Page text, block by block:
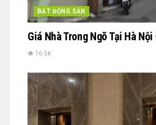
BẤT ĐỘNG SẢN
Giá Nhà Trong Ngõ Tại Hà
16.5k